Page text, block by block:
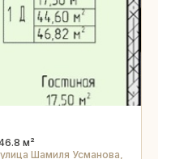
м²
Шамиля Усманова,